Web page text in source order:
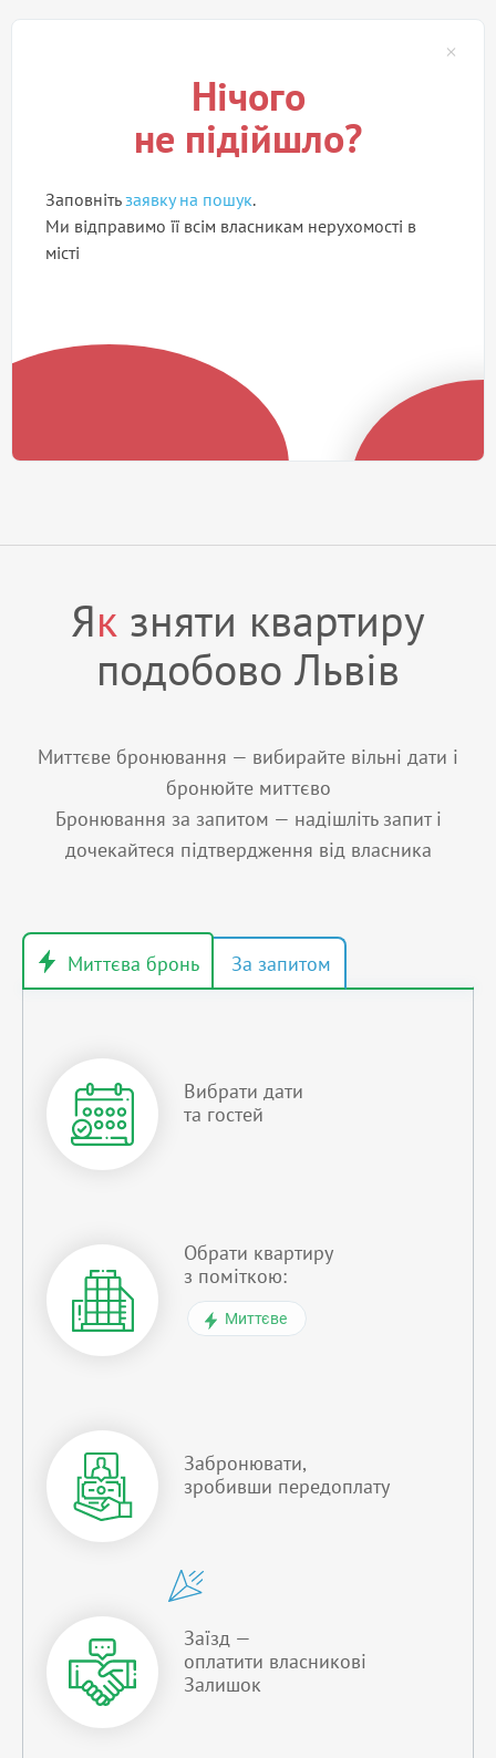
Нічого
не підійшло?
Заповнітьзаявку на пошук.
Ми відправимо її всім власникам нерухомості в
місті
Як зняти квартиру
подобово Львів
Миттєве бронювання — вибирайте вільні дати і
бронюйте миттєво
Бронювання за запитом — надішліть запит і
дочекайтеся підтвердження від власника
Вибрати дати
та гостей
Обрати квартиру
з поміткою:
Миттєве
Забронювати,
зробивши передоплату
Заїзд —
оплатити власникові
Залишок